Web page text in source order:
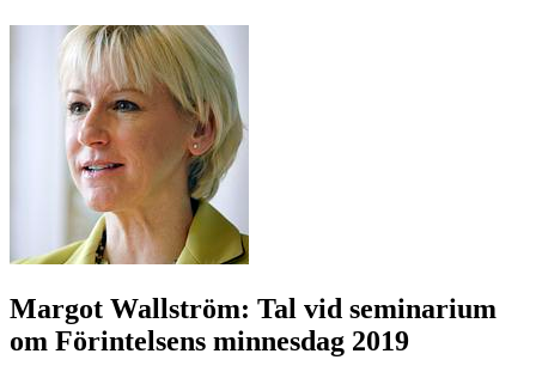
Margot Wallström: Tal vid seminarium
om Förintelsens minnesdag 2019